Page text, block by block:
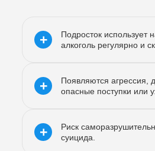
+
Подросток использует
алкоголь регулярно и
+
Появляются агрессия,
опасные поступки или
+
Риск
суицида.